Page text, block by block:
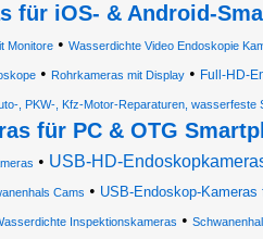
für iOS- & Android-
Monitore• Wasserdichte Video Endoskopie
• Rohrkameras mit Display• Full-HD-
, PKW-, Kfz-Motor-Reparaturen, wasserfeste
für PC & OTG
• USB-HD-
Cams • USB-Endoskop-Kameras
Inspektionskameras •